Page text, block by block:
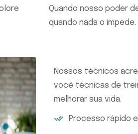
Quando nosso poder
quando nada o impede.
Nossos técnicos
você técnicas de
melhorar sua vida.
Processo rápido